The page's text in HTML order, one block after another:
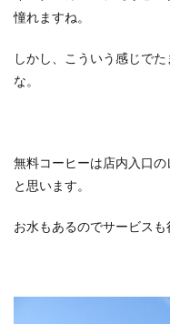
憧れますね。
しかし、こういう感じで
な。
無料コーヒーは店内入口
と思います。
お水もあるのでサービスも